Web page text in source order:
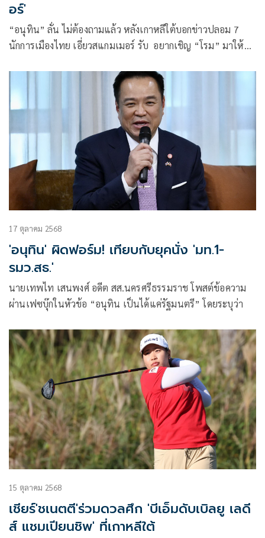
อร์'
“อนุทิน” ลั่น ไม่ต้องถามแล้ว หลังเกาหลีใต้บอกข่าวปลอม 7
นักการเมืองไทย เอี่ยวสแกมเมอร์ รับ อยากเชิญ “โรม” มาให้
17 ตุลาคม 2568
'อนุทิน' ผิดฟอร์ม! เทียบกับยุคนั่ง 'มท.1-
รมว.สธ.'
นายเทพไท เสนพงศ์ อดีต สส.นครศรีธรรมราช โพสต์ข้อความ
ผ่านเฟซบุ๊กในหัวข้อ “อนุทิน เป็นได้แค่รัฐมนตรี” โดยระบุว่า
15 ตุลาคม 2568
เชียร์'ชเนตตี'ร่วมดวลศึก 'บีเอ็มดับเบิลยู เลดี
ส์ แชมเปียนชิพ' ที่เกาหลีใต้